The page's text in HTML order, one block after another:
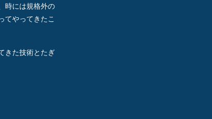
時には規格外の
てやってきたこ
きた技術とたぎ